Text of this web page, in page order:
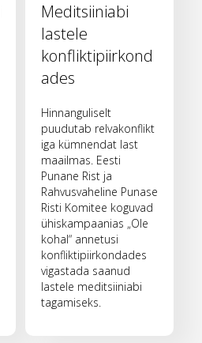
Meditsiiniabi
lastele
konfliktipiirkond
ades
Hinnanguliselt
puudutab relvakonflikt
iga kümnendat last
maailmas. Eesti
Punane Rist ja
Rahvusvaheline Punase
Risti Komitee koguvad
ühiskampaanias „Ole
kohal“ annetusi
konfliktipiirkondades
vigastada saanud
lastele meditsiiniabi
tagamiseks.